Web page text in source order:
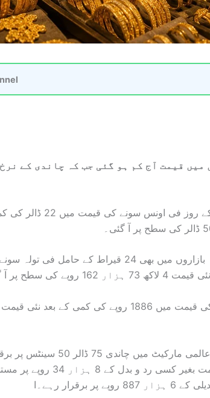
قیمت آج کم ہو گئی جب کہ چاندی کے
بین الاقوامی بلین مارکیٹ میں
سطح پر آ گئی۔
سونے کی قیمتوں میں کمی کے برعکس
بعد ملک میں بھی فی تولہ چاندی کی